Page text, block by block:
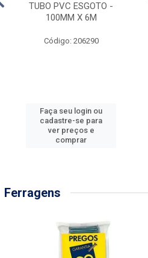
TUBO PVC ESGOTO -
100MM X 6M
Código: 206290
Faça seu login ou
cadastre-se para
ver preços e
comprar
Ferragens